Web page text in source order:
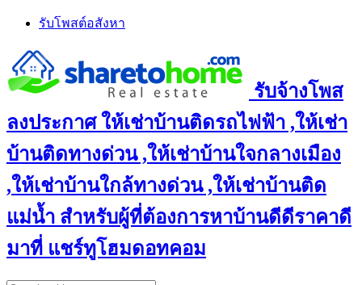
Skip
content
รับโพสต์อสังหา
รับจ้างโพส
ลงประกาศ ให้เช่าบ้านติดรถไฟฟ้า ,ให้เช่า
บ้านติดทางด่วน ,ให้เช่าบ้านใจกลางเมือง
,ให้เช่าบ้านใกล้ทางด่วน ,ให้เช่าบ้านติด
แม่น้ำ สำหรับผู้ที่ต้องการหาบ้านดีดีราคาดี
มาที่ แชร์ทูโฮมดอทคอม